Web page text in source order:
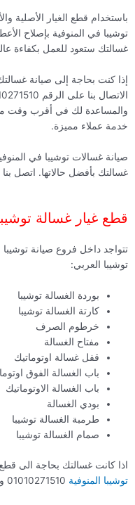
باستخدام قطع الغيار الأصلية
توشيبا في المنوفية بإصلاح
غسالتك ستعود للعمل بكفاءة
إذا كنت بحاجة إلى صيانة
والمساعدة لك في أقرب وقت
خدمة عملاء مميزة.
صيانة غسالات توشيبا في
غسالتك بأفضل حالاتها. اتصل
قطع غيار غسالة
تتواجد داخل فروع صيانة
توشيبا العربي:
بوردة الغسالة توشيبا
كارتة الغسالة توشيبا
خرطوم الصرف
مفتاح الغسالة
قفل غسالة اوتوماتيك
باب الغسالة الفوق
باب الغسالة الاوتوماتيك
بودي الغسالة
طرمبة الغسالة توشيبا
صمام الغسالة توشيبا
اذا كانت غسالتك بحاجة الى
توشيبا المنوفية